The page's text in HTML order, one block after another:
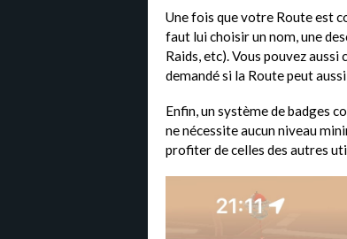
Une fois que votre Route est
faut lui choisir un nom, une
Raids, etc). Vous pouvez
demandé si la Route peut
Enfin, un système de badges
ne nécessite aucun niveau
profiter de celles des autres